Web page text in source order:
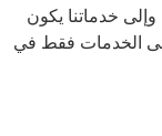
خدماتنا يكون
الخدمات فقط في